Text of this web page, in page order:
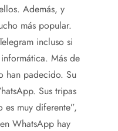
Además, y
más popular.
incluso si
Más de
han padecido. Su
Sus tripas
es muy diferente”,
WhatsApp hay